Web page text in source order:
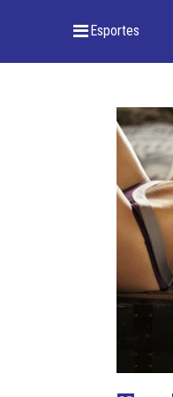
_ Esportes